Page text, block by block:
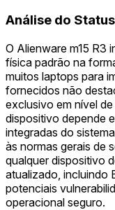
Análise do
O Alienware m15 R3
física padrão na
muitos laptops para
fornecidos não
exclusivo em nível
dispositivo depende
integradas do
às normas gerais de
qualquer dispositivo
atualizado, incluindo
potenciais
operacional seguro.